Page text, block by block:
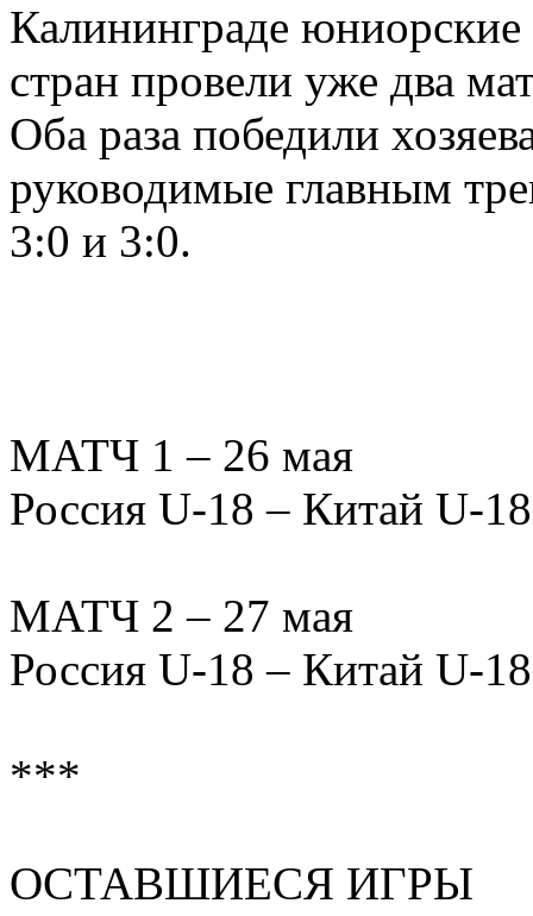
Калининграде
стран провели уже два
Оба раза победили
руководимые главным
3:0 и 3:0.
МАТЧ 1 – 26 мая
Россия U-18 – Китай U-
МАТЧ 2 – 27 мая
Россия U-18 – Китай U-
***
ОСТАВШИЕСЯ ИГРЫ